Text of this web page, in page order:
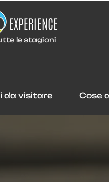
le stagioni
da visitare Cose